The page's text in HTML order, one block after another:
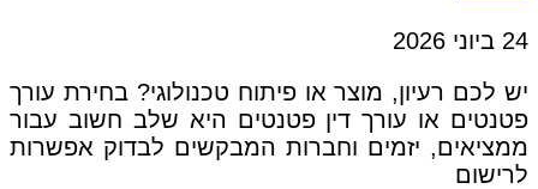
24 ביוני 2026
יש לכם רעיון, מוצר או פיתוח טכנולוגי? בחירת עורך
פטנטים או עורך דין פטנטים היא שלב חשוב עבור
ממציאים, יזמים וחברות המבקשים לבדוק אפשרות
לרישום